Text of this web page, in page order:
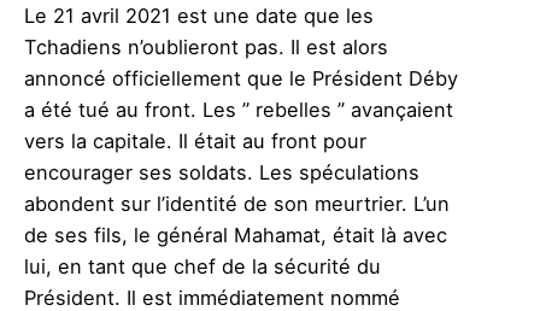
Le 21 avril 2021 est une date que les
Tchadiens n’oublieront pas. Il est alors
annoncé officiellement que le Président Déby
a été tué au front. Les ” rebelles ” avançaient
vers la capitale. Il était au front pour
encourager ses soldats. Les spéculations
abondent sur l’identité de son meurtrier. L’un
de ses fils, le général Mahamat, était là avec
lui, en tant que chef de la sécurité du
Président. Il est immédiatement nommé